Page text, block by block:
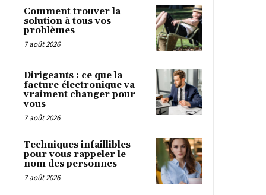
Comment trouver la
solution à tous vos
problèmes
7 août 2026
Dirigeants : ce que la
facture électronique va
vraiment changer pour
vous
7 août 2026
Techniques infaillibles
pour vous rappeler le
nom des personnes
7 août 2026